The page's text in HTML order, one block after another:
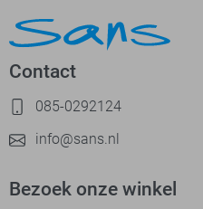
Contact
085-0292124
info@sans.nl
Bezoek onze winkel